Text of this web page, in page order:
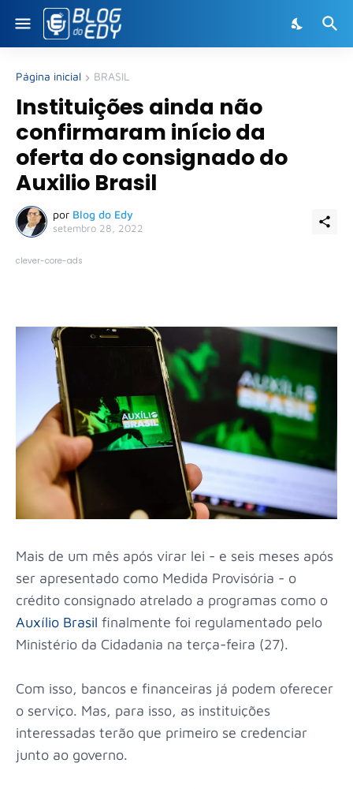
Página inicial BRASIL
Instituições ainda não
confirmaram início da
oferta do consignado do
Auxilio Brasil
por Blog do Edy
setembro 28, 2022
clever-core-ads
Mais de um mês após virar lei - e seis meses após
ser apresentado como Medida Provisória - o
crédito consignado atrelado a programas como o
Auxílio Brasil finalmente foi regulamentado pelo
Ministério da Cidadania na terça-feira (27).
Com isso, bancos e financeiras já podem oferecer
o serviço. Mas, para isso, as instituições
interessadas terão que primeiro se credenciar
junto ao governo.